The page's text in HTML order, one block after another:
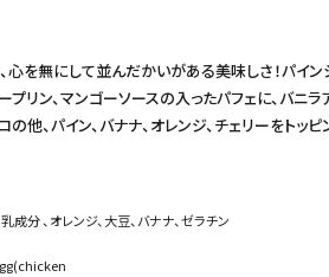
心を無にして並んだかいがある美味しさ！パイン
プリン、マンゴーソースの入ったパフェに、バニラ
他、パイン、バナナ、オレンジ、チェリーをトッピ
成分 、オレンジ、大豆、バナナ、ゼラチン